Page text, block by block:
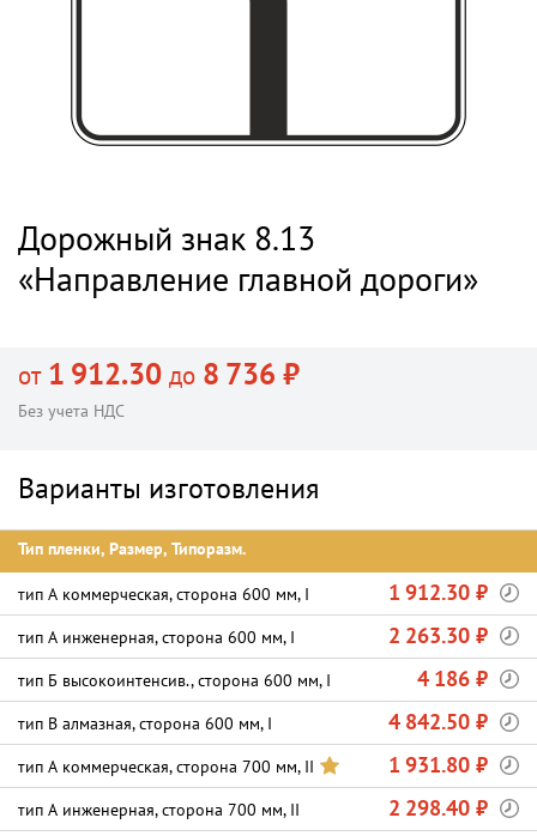
Дорожный знак 8.13
«Направление главной дороги»
от1 912.30 до 8 736 ₽
Без учета НДС
Варианты изготовления
Тип пленки, Размер, Типоразм.
тип А коммерческая, сторона 600 мм, I 1 912.30 ₽
тип А инженерная, сторона 600 мм, I 2 263.30 ₽
тип Б высокоинтенсив., сторона 600 мм, I 4 186 ₽
тип В алмазная, сторона 600 мм, I 4 842.50 ₽
тип А коммерческая, сторона 700 мм, II 1 931.80 ₽
тип А инженерная, сторона 700 мм, II 2 298.40 ₽